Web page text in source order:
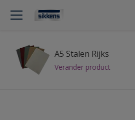
A5 Stalen Rijks
Verander product